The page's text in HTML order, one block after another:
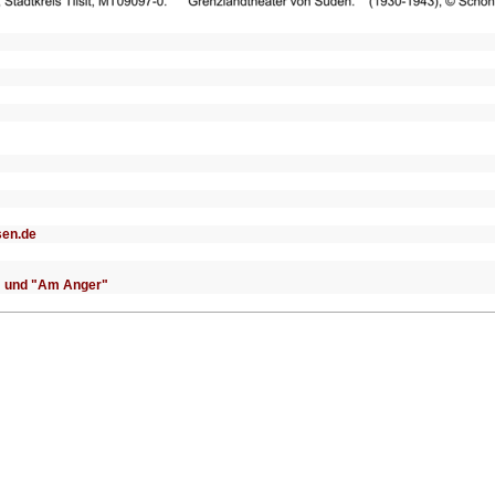
und "Am Anger"